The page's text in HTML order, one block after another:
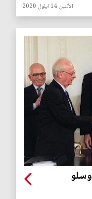
الأثنين 14 ايلول 2020